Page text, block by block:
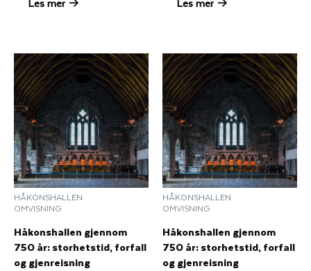
HÅKONSHALLEN
OMVISNING
Håkonshallen gjennom
750 år: storhetstid, forfall
og gjenreisning
HÅKONSHALLEN
OMVISNING
Håkonshallen gjennom
750 år: storhetstid, forfall
og gjenreisning